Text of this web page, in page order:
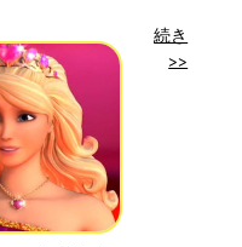
続き
>>